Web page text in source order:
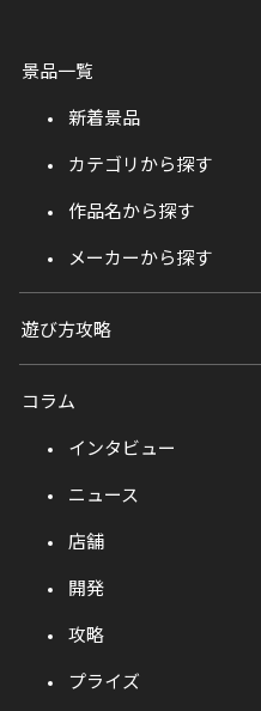
景品一覧
新着景品
カテゴリから探す
作品名から探す
メーカーから探す
遊び方攻略
コラム
インタビュー
ニュース
店舗
開発
攻略
プライズ